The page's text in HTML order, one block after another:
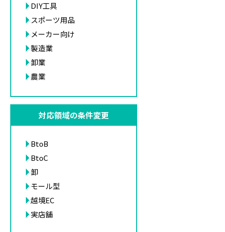
DIY工具
スポーツ用品
メーカー向け
製造業
卸業
農業
対応領域の条件変更
BtoB
BtoC
卸
モール型
越境EC
実店舗